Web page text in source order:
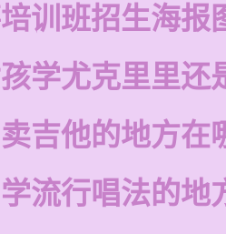
训班招生海报
学尤克里里还
吉他的地方在
流行唱法的地